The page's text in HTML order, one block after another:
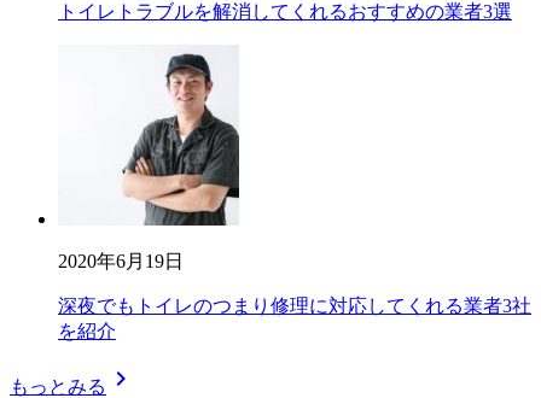
トイレトラブルを解消してくれるおすすめの業者3選
2020年6月19日
深夜でもトイレのつまり修理に対応してくれる業者3社
を紹介
もっとみる chevron_right